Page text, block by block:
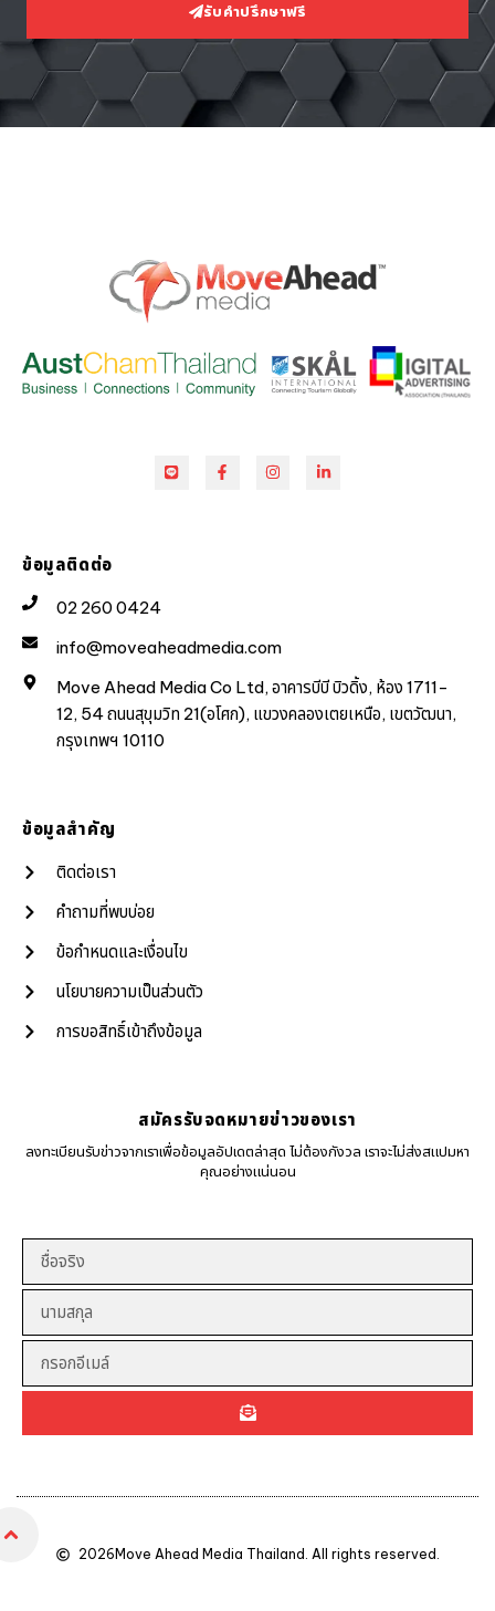
รับคำปรึกษาฟรี
ข้อมูลติดต่อ
02 260 0424
info@moveaheadmedia.com
Move Ahead Media Co Ltd, อาคารบีบี บิวดิ้ง, ห้อง 1711-
12, 54 ถนนสุขุมวิท 21(อโศก), แขวงคลองเตยเหนือ, เขตวัฒนา,
กรุงเทพฯ 10110
ข้อมูลสำคัญ
ติดต่อเรา
คำถามที่พบบ่อย
ข้อกำหนดและเงื่อนไข
นโยบายความเป็นส่วนตัว
การขอสิทธิ์เข้าถึงข้อมูล
สมัครรับจดหมายข่าวของเรา
ลงทะเบียนรับข่าวจากเราเพื่อข้อมูลอัปเดตล่าสุด ไม่ต้องกังวล เราจะไม่ส่งสแปมหา
คุณอย่างแน่นอน
2026 Move Ahead Media Thailand. All rights reserved.